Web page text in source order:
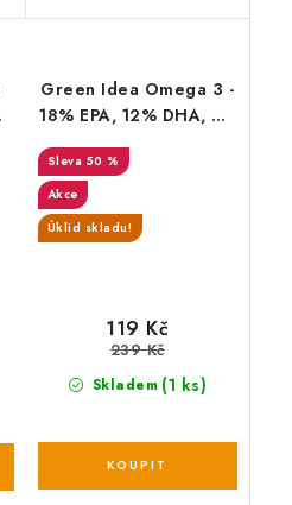
Green Idea Omega 3 -
18% EPA, 12% DHA, 60
50 %
Akce
Úklid skladu!
Skladem (1 ks)
119 Kč
239 Kč